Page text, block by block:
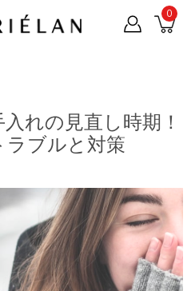
0
れの見直し時期！
ラブルと対策